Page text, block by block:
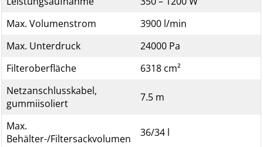
Max. Volumenstrom
3900 l/min
Max. Unterdruck
24000 Pa
Filteroberfläche
6318 cm²
Netzanschlusskabel,
gummiisoliert
7.5 m
Max.
Behälter-/Filtersackvolumen
36/34 l